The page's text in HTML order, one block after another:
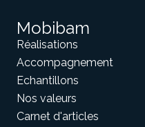
Mobibam
Réalisations
Accompagnement
Echantillons
Nos valeurs
Carnet d'articles